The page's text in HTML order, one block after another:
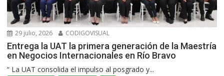
29 julio, 2026 CODIGOVISUAL
Entrega la UAT la primera generación de la Maestría
en Negocios Internacionales en Río Bravo
“ La UAT consolida el impulso al posgrado y...